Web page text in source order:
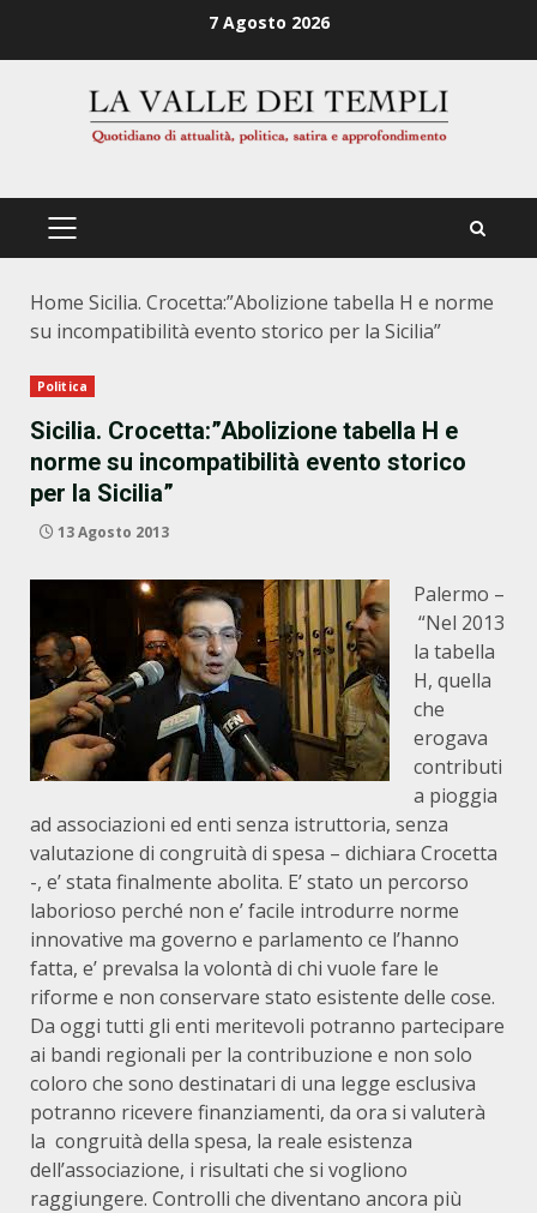
7 Agosto 2026
PRIMÄRES
Home Sicilia. Crocetta:”Abolizione tabella H e norme
su incompatibilità evento storico per la Sicilia”
Politica
Sicilia. Crocetta:”Abolizione tabella H e
norme su incompatibilità evento storico
per la Sicilia”
13 Agosto 2013
Palermo –
“Nel 2013
la tabella
H, quella
che
erogava
contributi
a pioggia
ad associazioni ed enti senza istruttoria, senza
valutazione di congruità di spesa – dichiara Crocetta
-, e’ stata finalmente abolita. E’ stato un percorso
laborioso perché non e’ facile introdurre norme
innovative ma governo e parlamento ce l’hanno
fatta, e’ prevalsa la volontà di chi vuole fare le
riforme e non conservare stato esistente delle cose.
Da oggi tutti gli enti meritevoli potranno partecipare
ai bandi regionali per la contribuzione e non solo
coloro che sono destinatari di una legge esclusiva
potranno ricevere finanziamenti, da ora si valuterà
la congruità della spesa, la reale esistenza
dell’associazione, i risultati che si vogliono
raggiungere. Controlli che diventano ancora più